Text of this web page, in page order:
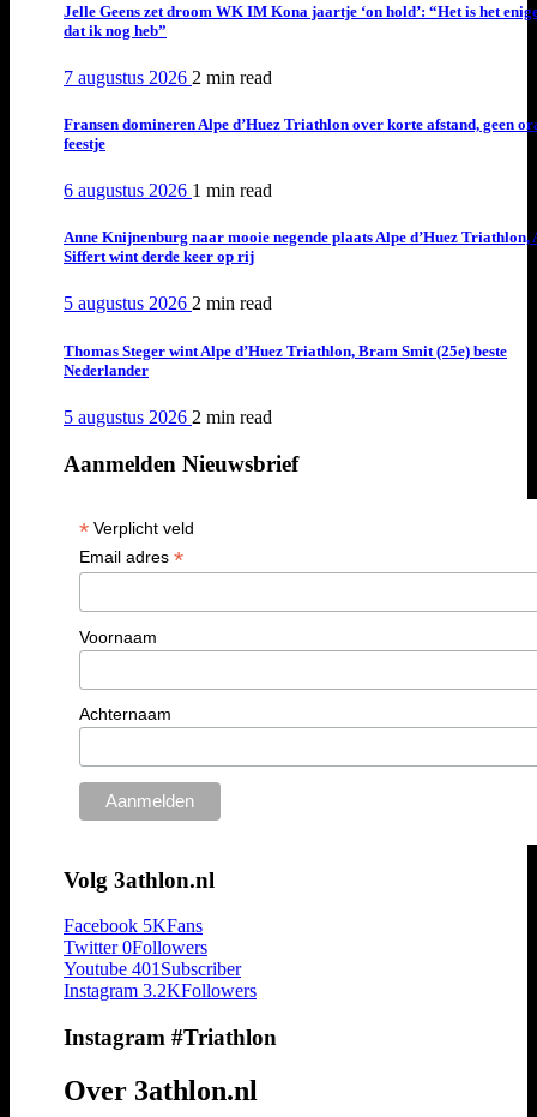
Jelle Geens zet droom WK IM Kona jaartje ‘on hold’: “Het is het
dat ik nog heb”
7 augustus 2026 2 min read
Fransen domineren Alpe d’Huez Triathlon over korte afstand, geen
feestje
6 augustus 2026 1 min read
Anne Knijnenburg naar mooie negende plaats Alpe d’Huez Triathlon,
Siffert wint derde keer op rij
5 augustus 2026 2 min read
Thomas Steger wint Alpe d’Huez Triathlon, Bram Smit (25e) beste
Nederlander
5 augustus 2026 2 min read
Aanmelden Nieuwsbrief
*Verplicht veld
Email adres *
Voornaam
Achternaam
Volg 3athlon.nl
Facebook 5KFans
Twitter 0Followers
Youtube 401 Subscriber
Instagram 3.2KFollowers
Instagram #Triathlon
Over 3athlon.nl